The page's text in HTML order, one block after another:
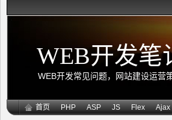
WEB开发笔
WEB开发常见问题，网站建设运营
首页 PHP ASP JS Flex Ajax